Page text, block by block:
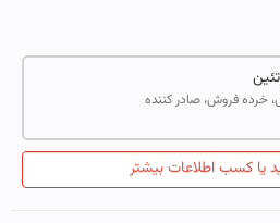
خرده فروش، صادر کننده
یا کسب اطلاعات بیشتر